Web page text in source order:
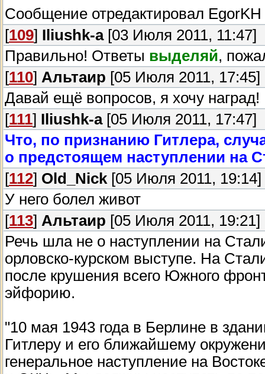
Сообщение отредактировал EgorKH
[109] Iliushk-a[03 Июля 2011, 11:47]
Правильно! Ответы выделяй,
[110] Альтаир [05 Июля 2011, 17:45]
Давай ещё вопросов, я хочу наград!
[111] Iliushk-a[05 Июля 2011, 17:47]
Что, по признанию Гитлера,
о предстоящем наступлении на
[112] Old_Nick [05 Июля 2011, 19:14]
У него болел живот
[113] Альтаир [05 Июля 2011, 19:21]
Речь шла не о наступлении на
орловско-курском выступе. На
после крушения всего Южного
эйфорию.
"10 мая 1943 года в Берлине в
Гитлеру и его ближайшему
генеральное наступление на